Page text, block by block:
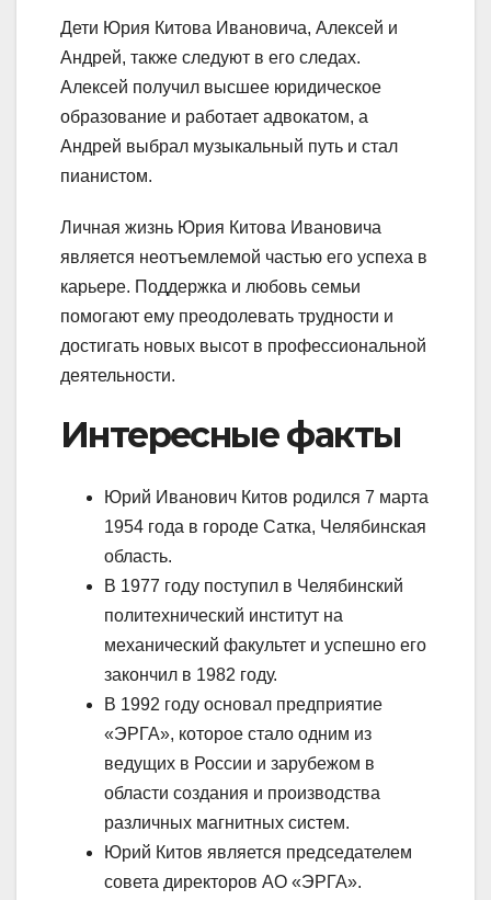
Дети Юрия Китова Ивановича, Алексей и
Андрей, также следуют в его следах.
Алексей получил высшее юридическое
образование и работает адвокатом, а
Андрей выбрал музыкальный путь и стал
пианистом.
Личная жизнь Юрия Китова Ивановича
является неотъемлемой частью его успеха в
карьере. Поддержка и любовь семьи
помогают ему преодолевать трудности и
достигать новых высот в профессиональной
деятельности.
Интересные факты
Юрий Иванович Китов родился 7 марта
1954 года в городе Сатка, Челябинская
область.
В 1977 году поступил в Челябинский
политехнический институт на
механический факультет и успешно его
закончил в 1982 году.
В 1992 году основал предприятие
«ЭРГА», которое стало одним из
ведущих в России и зарубежом в
области создания и производства
различных магнитных систем.
Юрий Китов является председателем
совета директоров АО «ЭРГА».